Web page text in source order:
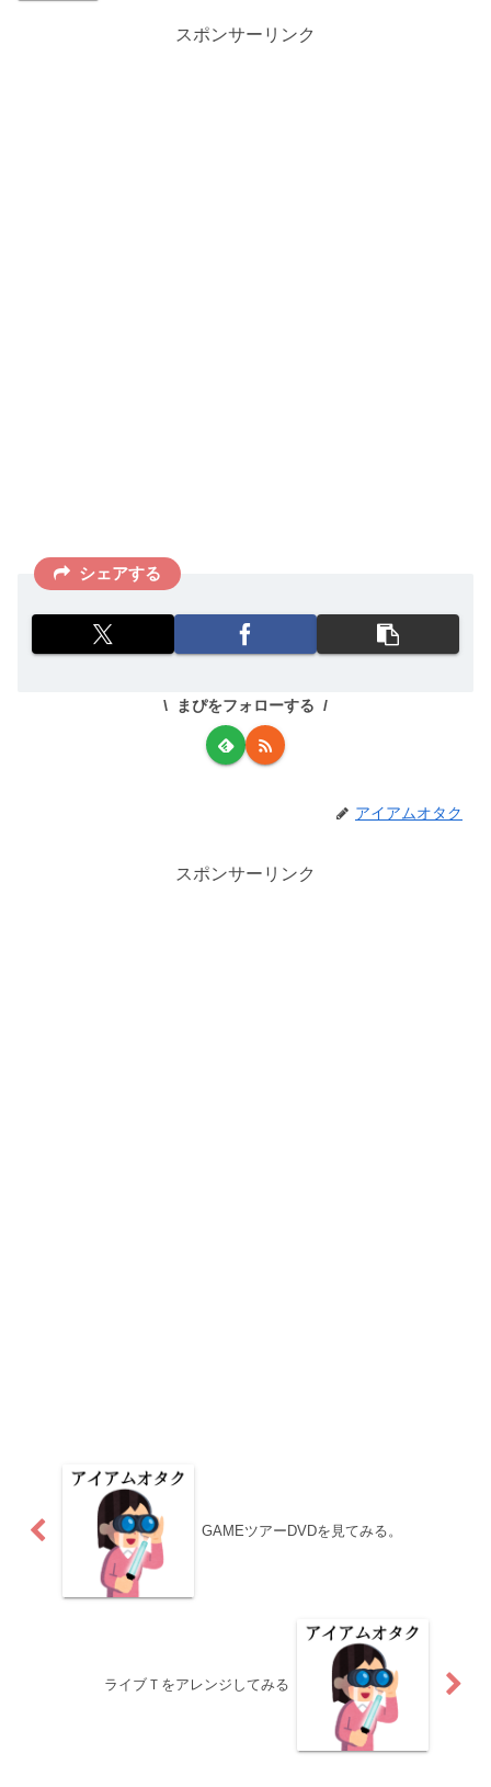
スポンサーリンク
シェアする
まぴをフォローする
アイアムオタク
スポンサーリンク
GAMEツアーDVDを見てみる。
ライブＴをアレンジしてみる